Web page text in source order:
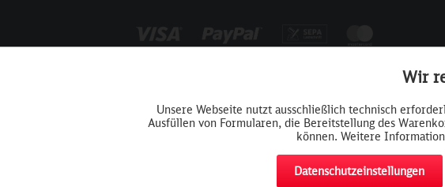
Tracking
Wir
Unsere Webseite nutzt ausschließlich technisch
Ausfüllen von Formularen, die Bereitstellung des
können. Weitere
Datenschutzeinstellungen